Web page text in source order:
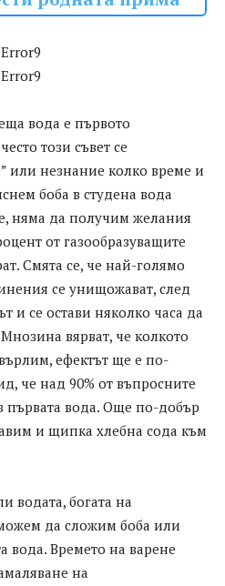
Error9
Error9
вода е първото
този съвет се
или незнание колко време и
боба в студена вода
няма да получим желания
от газообразуващите
Смята се, че най-голямо
се унищожават, след
и се остави няколко часа да
вярват, че колкото
ефектът ще е по-
че над 90% от въпросните
първата вода. Още по-добър
и щипка хлебна сода към
водата, богата на
да сложим боба или
вода. Времето на варене
на